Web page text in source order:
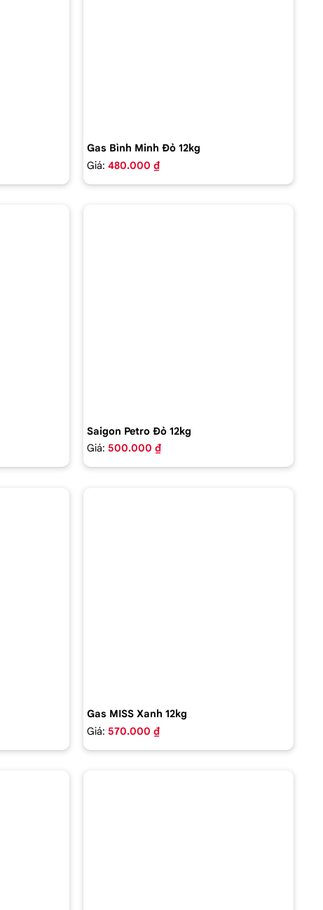
Gas Bình Minh Đỏ 12kg
Giá: 480.000 ₫
Saigon Petro Đỏ 12kg
Giá: 500.000 ₫
Gas MISS Xanh 12kg
Giá: 570.000 ₫